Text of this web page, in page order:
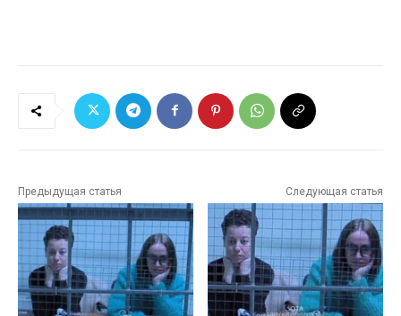
Предыдущая статья Следующая статья